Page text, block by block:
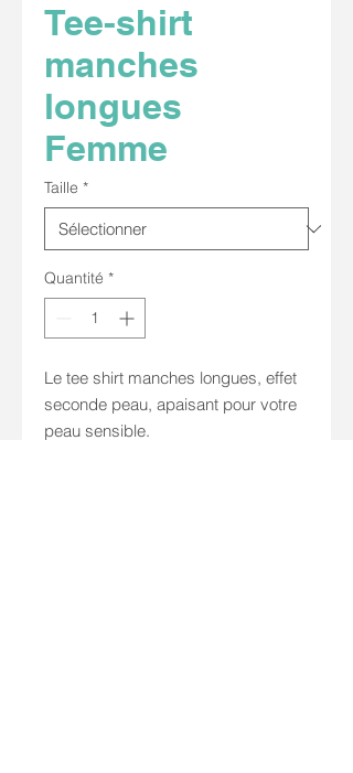
Tee-shirt
manches
longues
Femme
Taille *
Quantité *
Le tee shirt manches longues, effet
seconde peau, apaisant pour votre
peau sensible.